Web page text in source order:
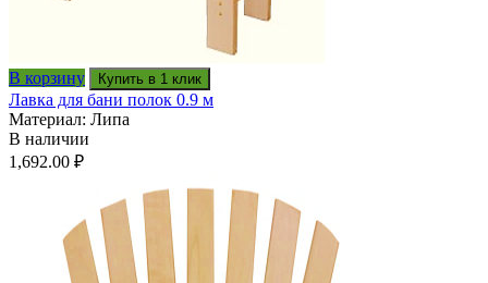
В корзину Купить в 1 клик
Лавка для бани полок 0.9 м
Материал: Липа
В наличии
1,692.00 ₽